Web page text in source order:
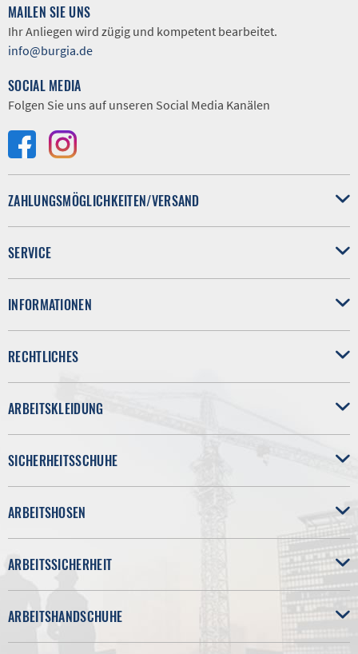
MAILEN SIE UNS
Ihr Anliegen wird zügig und kompetent bearbeitet.
info@burgia.de
SOCIAL MEDIA
Folgen Sie uns auf unseren Social Media Kanälen
ZAHLUNGSMÖGLICHKEITEN/VERSAND
SERVICE
INFORMATIONEN
RECHTLICHES
ARBEITSKLEIDUNG
SICHERHEITSSCHUHE
ARBEITSHOSEN
ARBEITSSICHERHEIT
ARBEITSHANDSCHUHE